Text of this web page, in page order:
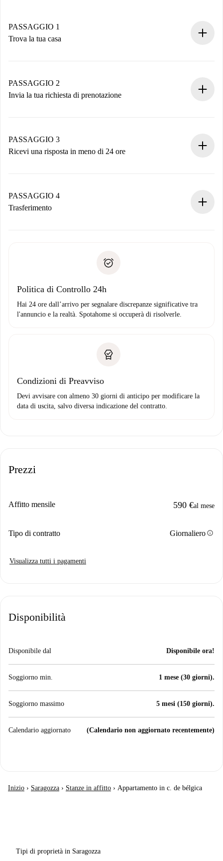
PASSAGGIO 1
Trova la tua casa
Hai tutte le informazioni necessarie in anticipo.
PASSAGGIO 2
Invia la tua richiesta di prenotazione
non accetta.
PASSAGGIO 3
Ricevi una risposta in meno di 24 ore
contatto con il proprietario.
Se rifiutata: non ti addebiteremo nulla e ti proporremo
Domiciliazione del pagamento
PASSAGGIO 4
Trasferimento
solo se non segnali problemi.
Politica di Controllo 24h
Hai 24 ore dall’arrivo per segnalare discrepanze significative tra
l'annuncio e la realtà. Spotahome si occuperà di risolverle.
Condizioni di Preavviso
Devi avvisare con almeno 30 giorni di anticipo per modificare la
data di uscita, salvo diversa indicazione del contratto.
Prezzi
Affitto mensile 590 €al mese
Tipo di contratto Giornalieroinfo
Visualizza tutti i pagamenti
Disponibilità
Disponibile dal Disponibile ora!
Soggiorno min. 1 mese (30 giorni).
Soggiorno massimo 5 mesi (150 giorni).
Calendario aggiornato (Calendario non aggiornato recentemente)
Inizio › Saragozza › Stanze in affitto › Appartamento in c. de bélgica
Tipi di proprietà in Saragozza